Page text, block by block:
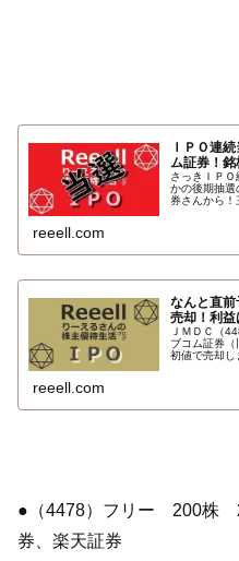
ＩＰＯ連
ム証券！銘
さっきＩＰＯ
かの後期抽選
券さんから！
reeell.com
なんと直
売却！利
ＪＭＤＣ（
ブコム証券
初値で売却し
reeell.com
●（4478）フリー 200株
券、楽天証券